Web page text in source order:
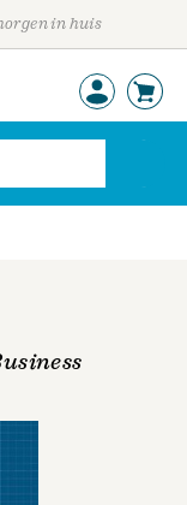
in huis